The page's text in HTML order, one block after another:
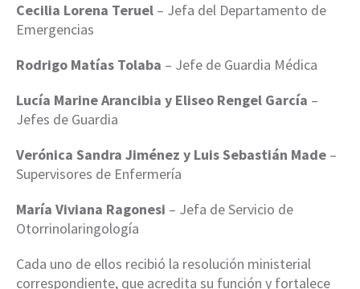
Cecilia Lorena Teruel – Jefa del Departamento de
Emergencias
Rodrigo Matías Tolaba – Jefe de Guardia Médica
Lucía Marine Arancibia y Eliseo Rengel García –
Jefes de Guardia
Verónica Sandra Jiménez y Luis Sebastián Made –
Supervisores de Enfermería
María Viviana Ragonesi – Jefa de Servicio de
Otorrinolaringología
Cada uno de ellos recibió la resolución ministerial
correspondiente, que acredita su función y fortalece